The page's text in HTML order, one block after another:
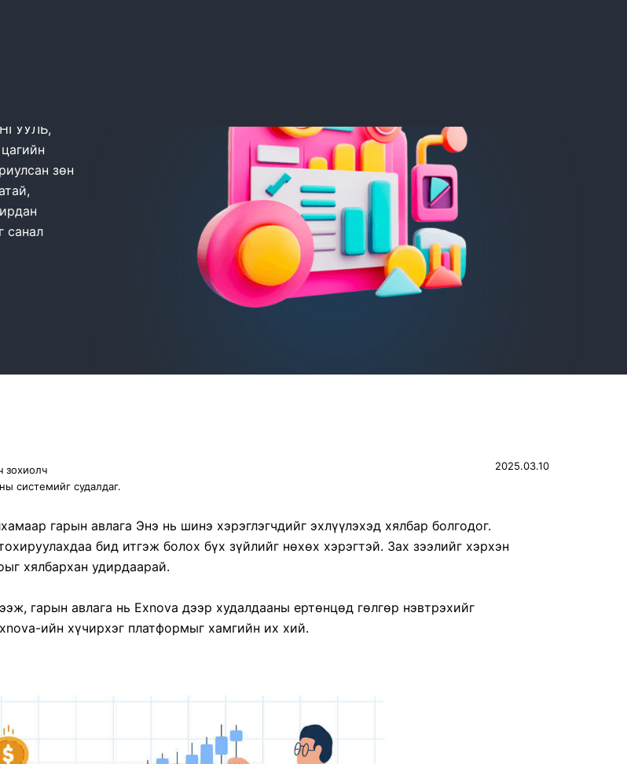
зөн
санал
зохиолч
системийг судалдаг.
2025.03.10
гарын авлага Энэ нь шинэ хэрэглэгчдийг эхлүүлэхэд хялбар болгодог.
бид итгэж болох бүх зүйлийг нөхөх хэрэгтэй. Зах зээлийг хэрхэн
хялбархан удирдаарай.
гарын авлага нь Exnova дээр худалдааны ертөнцөд гөлгөр нэвтрэхийг
ийн хүчирхэг платформыг хамгийн их хий.